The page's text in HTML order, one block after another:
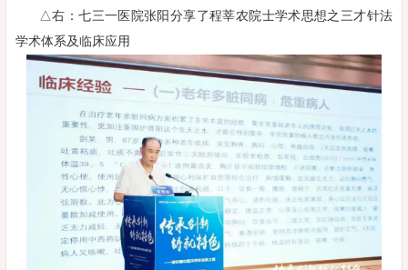
△右：七三一医院张阳分享了程莘农院士学术思想之三才针法
学术体系及临床应用